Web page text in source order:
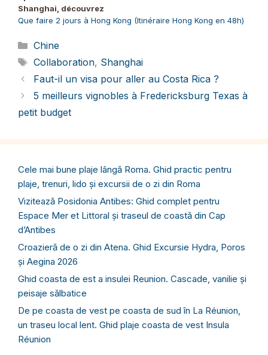
Shanghai, découvrez
Que faire 2 jours à Hong Kong (Itinéraire Hong Kong en 48h)
Catégories
Chine
Étiquettes
Collaboration, Shanghai
Faut-il un visa pour aller au Costa Rica ?
5 meilleurs vignobles à Fredericksburg Texas à
petit budget
Cele mai bune plaje lângă Roma. Ghid practic pentru
plaje, trenuri, lido și excursii de o zi din Roma
Vizitează Posidonia Antibes: Ghid complet pentru
Espace Mer et Littoral și traseul de coastă din Cap
d’Antibes
Croazieră de o zi din Atena. Ghid Excursie Hydra, Poros
și Aegina 2026
Ghid coasta de est a insulei Reunion. Cascade, vanilie și
peisaje sălbatice
De pe coasta de vest pe coasta de sud în La Réunion,
un traseu local lent. Ghid plaje coasta de vest Insula
Réunion